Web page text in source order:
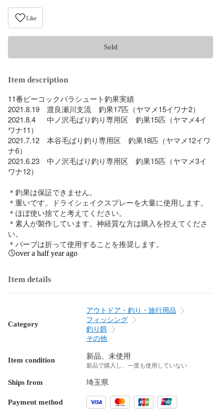
Like
Sold
Item description
11番ピーコックパラシュート釣果実績
2021.8.19　渡良瀬川支流　釣果17匹（ヤマメ15イワナ2）
2021.8.4  　中ノ沢毛ばり釣り専用区　釣果15匹（ヤマメ4イ
ワナ11）
2021.7.12　本谷毛ばり釣り専用区　釣果18匹（ヤマメ12イワ
ナ6）
2021.6.23　中ノ沢毛ばり釣り専用区　釣果15匹（ヤマメ3イ
ワナ12）
＊釣果は保証できません。
＊重いです。ドライシェイクスプレーを大量に使用します。
＊ほぼ使い捨てと考えてください。
＊素人が製作しています。神経質な方は購入を控えてくださ
い。
＊バーブは折って使用することを推奨します。
over a half year ago
Item details
Category
アウトドア・釣り・旅行用品
フィッシング
釣り餌
その他
Item condition 新品、未使用
新品で購入し、一度も使用していない
Ships from 埼玉県
Payment method